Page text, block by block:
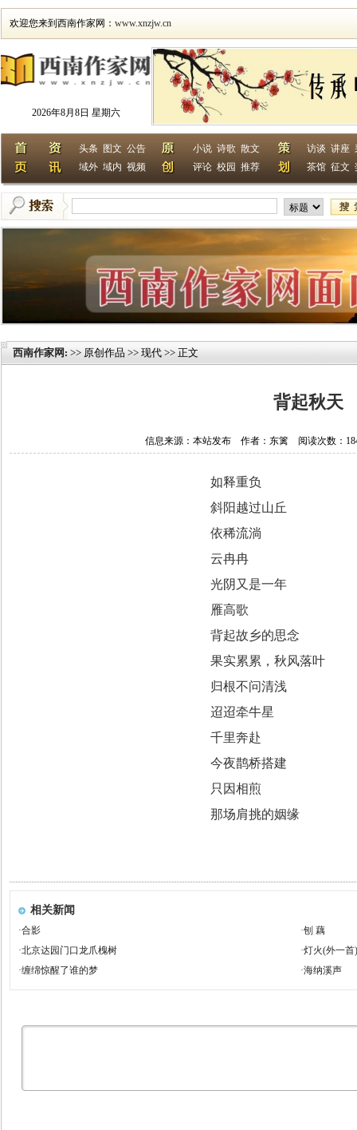
欢迎您来到西南作家网： www.xnzjw.cn
2026年8月8日 星期六
头条 图文 公告
域外 域内 视频
小说 诗歌 散文
评论 校园 推荐
访谈 讲座
茶馆 征文
西南作家网 : >> 原创作品 >> 现代 >> 正文
背起秋天
信息来源：本站发布 作者：东篱 阅读次数：
如释重负
斜阳越过山丘
依稀流淌
云冉冉
光阴又是一年
雁高歌
背起故乡的思念
果实累累，秋风落叶
归根不问清浅
迢迢牵牛星
千里奔赴
今夜鹊桥搭建
只因相煎
那场肩挑的姻缘
相关新闻
·合影 ·刨 藕
·北京达园门口龙爪槐树 ·灯火(外一首)
·缠绵惊醒了谁的梦 ·海纳溪声